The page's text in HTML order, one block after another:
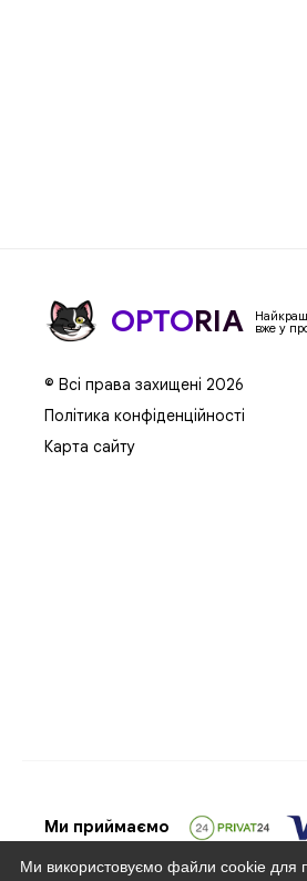
OPTORIA вже у
© Всі права захищені 2026
Політика конфіденційності
Карта сайту
Ми приймаємо
Ми використовуємо файли cookie для